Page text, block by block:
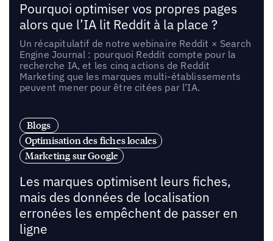
Pourquoi optimiser vos propres pages
alors que l’IA lit Reddit à la place ?
Un récapitulatif de notre webinaire Reddit × Search
Engine Journal : pourquoi Reddit compte pour la
recherche IA, et les cinq actions de Reddit
Marketing que les marques multi-établissements
peuvent mener pour être citées par l’IA.
Blogs
Optimisation des fiches locales
Marketing sur Google
Les marques optimisent leurs fiches,
mais des données de localisation
erronées les empêchent de passer en
ligne